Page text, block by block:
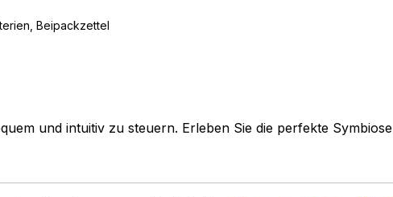
Beipackzettel
und intuitiv zu steuern. Erleben Sie die perfekte